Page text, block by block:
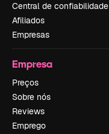
Central de confiabilidade
Afiliados
Empresas
Empresa
Preços
Sobre nós
Reviews
Emprego